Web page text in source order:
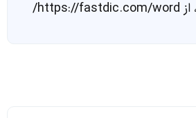
تاریخ ۱۸ مرداد ۱۴۰۵، از https://fastdic.com/word/